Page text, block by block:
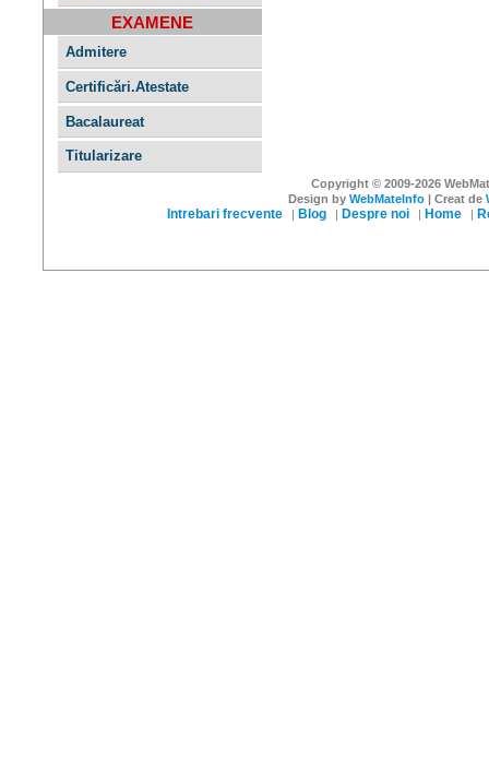
EXAMENE
Admitere
Certificări.Atestate
Bacalaureat
Titularizare
Copyright © 2009-2026
Design byWebMateInfo | Creat de
Intrebari frecvente | Blog | Despre noi | Home |